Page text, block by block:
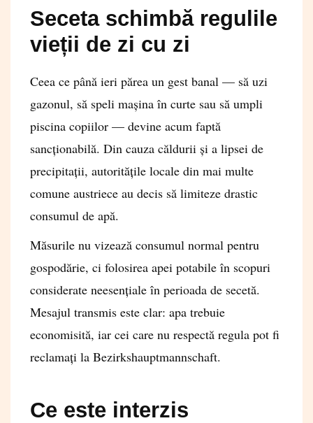
Seceta schimbă regulile
vieții de zi cu zi
Ceea ce până ieri părea un gest banal — să uzi
gazonul, să speli mașina în curte sau să umpli
piscina copiilor — devine acum faptă
sancționabilă. Din cauza căldurii și a lipsei de
precipitații, autoritățile locale din mai multe
comune austriece au decis să limiteze drastic
consumul de apă.
Măsurile nu vizează consumul normal pentru
gospodărie, ci folosirea apei potabile în scopuri
considerate neesențiale în perioada de secetă.
Mesajul transmis este clar: apa trebuie
economisită, iar cei care nu respectă regula pot fi
reclamați la Bezirkshauptmannschaft.
Ce este interzis